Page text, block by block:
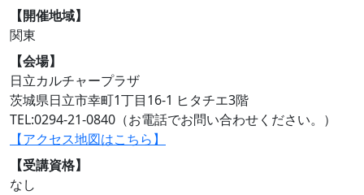
【開催地域】
関東
【会場】
日立カルチャープラザ
茨城県日立市幸町1丁目16-1 ヒタチエ3階
TEL:0294-21-0840（お電話でお問い合わせください。）
【アクセス地図はこちら】
【受講資格】
なし